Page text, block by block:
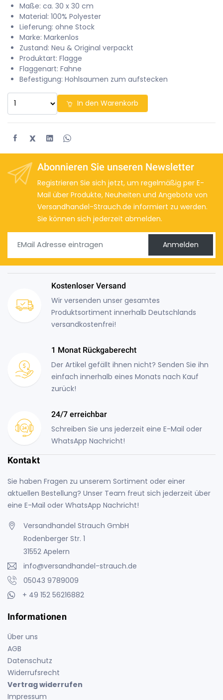
Maße: ca. 30 x 30 cm
Material: 100% Polyester
Lieferung: ohne Stock
Marke: Markenlos
Zustand: Neu & Original verpackt
Produktart: Flagge
Flaggenart: Fahne
Befestigung: Hohlsaumen zum aufstecken
In den Warenkorb
X
Abonnieren Sie unseren Newsletter
Registrieren Sie sich jetzt, um regelmäßig per E-
Mail über Produkte, Neuheiten und Angebote von
Versandhandel-Strauch.de informiert zu werden.
Sie können sich jederzeit abmelden.
Anmelden
Kostenloser Versand
Wir versenden unser gesamtes
Produktsortiment innerhalb Deutschlands
versandkostenfrei!
1 Monat Rückgaberecht
Der Artikel gefällt ihnen nicht? Senden Sie ihn
einfach innerhalb eines Monats nach Kauf
zurück!
24/7 erreichbar
Schreiben Sie uns jederzeit eine E-Mail oder
WhatsApp Nachricht!
Kontakt
Sie haben Fragen zu unserem Sortiment oder einer
aktuellen Bestellung? Unser Team freut sich jederzeit über
eine E-Mail oder WhatsApp Nachricht!
Versandhandel Strauch GmbH
Rodenberger Str. 1
31552 Apelern
info@versandhandel-strauch.de
05043 9789009
+ 49 152 56216882
Informationen
Über uns
AGB
Datenschutz
Widerrufsrecht
Vertrag widerrufen
Impressum